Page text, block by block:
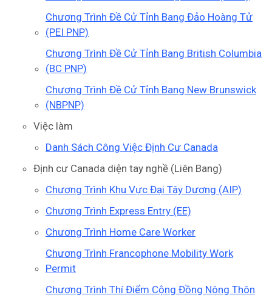
Chương Trình Đề Cử Tỉnh Bang Đảo Hoàng Tử
(PEI PNP)
Chương Trình Đề Cử Tỉnh Bang British Columbia
(BC PNP)
Chương Trình Đề Cử Tỉnh Bang New Brunswick
(NBPNP)
Việc làm
Danh Sách Công Việc Định Cư Canada
Định cư Canada diện tay nghề (Liên Bang)
Chương Trình Khu Vực Đại Tây Dương (AIP)
Chương Trình Express Entry (EE)
Chương Trình Home Care Worker
Chương Trình Francophone Mobility Work
Permit
Chương Trình Thí Điểm Cộng Đồng Nông Thôn